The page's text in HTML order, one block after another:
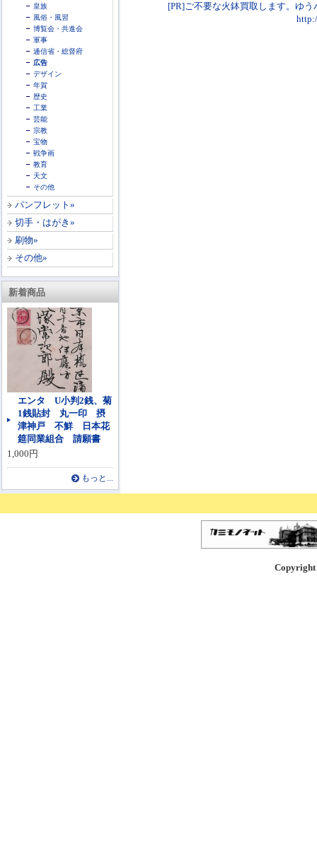
皇族
風俗・風習
博覧会・共進会
軍事
逓信省・総督府
広告
デザイン
年賀
歴史
工業
芸能
宗教
宝物
戦争画
教育
天文
その他
パンフレット»
切手・はがき»
刷物»
その他»
新着商品
エンタ U小判2銭、菊
1銭貼封 丸一印 摂
津神戸 不鮮 日本花
筵同業組合 請願書
1,000円
もっと...
[PR]ご不要な火鉢買取します。ゆ
Copyright